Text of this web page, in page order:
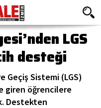
LGS
desteği
Geçiş Sistemi (LGS)
giren öğrencilere
Destekten